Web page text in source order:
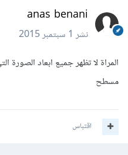
anas benani
نشر1 سبتمبر 2015
المراة لا تظهر جميع ابعاد
مسطح
اقتباس